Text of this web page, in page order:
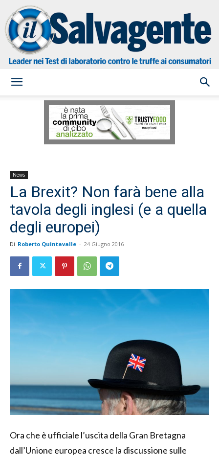
Salvagente
News
La Brexit? Non farà bene alla
tavola degli inglesi (e a quella
degli europei)
Di Roberto Quintavalle - 24 Giugno 2016
Ora che è ufficiale l’uscita della Gran Bretagna
dall’Unione europea cresce la discussione sulle